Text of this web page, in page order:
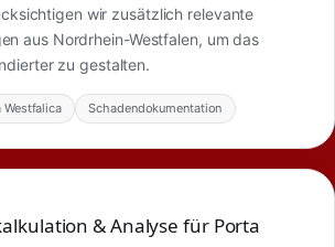
wir zusätzlich relevante
aus Nordrhein-Westfalen, um das
zu gestalten.
Westfalica Schadendokumentation
& Analyse für Porta